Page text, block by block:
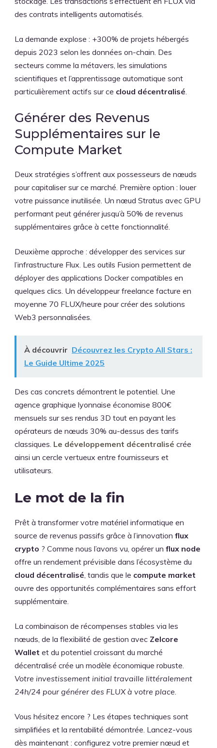
des contrats intelligents automatisés.
La demande explose : +300% de projets hébergés
depuis 2023 selon les données on-chain. Des
secteurs comme la métavers, les simulations
scientifiques et l’apprentissage automatique sont
particulièrement actifs sur ce cloud décentralisé.
Générer des Revenus
Supplémentaires sur le
Compute Market
Deux stratégies s’offrent aux possesseurs de nœuds
pour capitaliser sur ce marché. Première option : louer
votre puissance inutilisée. Un nœud Stratus avec GPU
performant peut générer jusqu’à 50% de revenus
supplémentaires grâce à cette fonctionnalité.
Deuxième approche : développer des services sur
l’infrastructure Flux. Les outils Fusion permettent de
déployer des applications Docker compatibles en
quelques clics. Un développeur freelance facture en
moyenne 70 FLUX/heure pour créer des solutions
Web3 personnalisées.
À découvrir Découvrez les Crypto All Stars :
Le Guide Ultime 2025
Des cas concrets démontrent le potentiel. Une
agence graphique lyonnaise économise 800€
mensuels sur ses rendus 3D tout en payant les
opérateurs de nœuds 30% au-dessus des tarifs
classiques. Le développement décentralisé crée
ainsi un cercle vertueux entre fournisseurs et
utilisateurs.
Le mot de la fin
Prêt à transformer votre matériel informatique en
source de revenus passifs grâce à l’innovation flux
crypto ? Comme nous l’avons vu, opérer un flux node
offre un rendement prévisible dans l’écosystème du
cloud décentralisé, tandis que le compute market
ouvre des opportunités complémentaires sans effort
supplémentaire.
La combinaison de récompenses stables via les
nœuds, de la flexibilité de gestion avec Zelcore
Wallet et du potentiel croissant du marché
décentralisé crée un modèle économique robuste.
Votre investissement initial travaille littéralement
24h/24 pour générer des FLUX à votre place.
Vous hésitez encore ? Les étapes techniques sont
simplifiées et la rentabilité démontrée. Lancez-vous
dès maintenant : configurez votre premier nœud et